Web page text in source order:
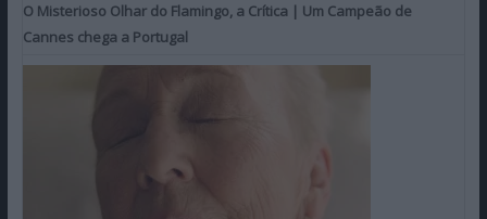
O Misterioso Olhar do Flamingo, a Crítica | Um Campeão de
Cannes chega a Portugal